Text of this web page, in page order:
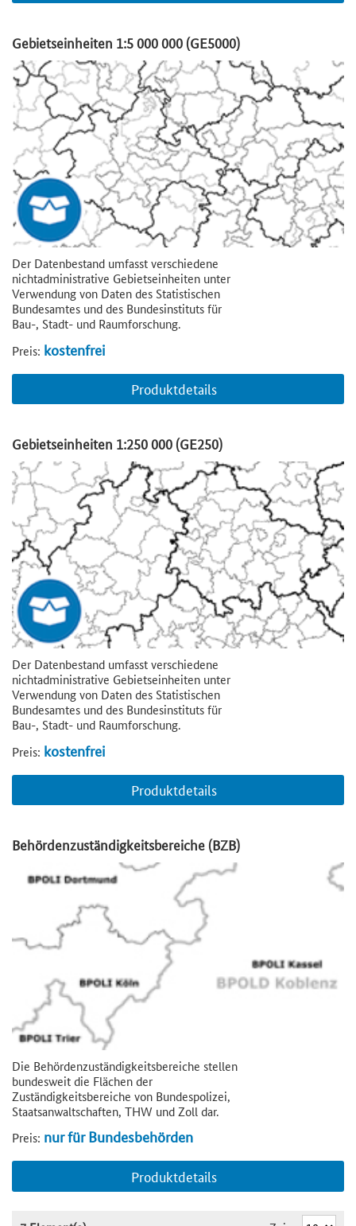
Gebietseinheiten 1:5 000 000 (GE5000)
Der Datenbestand umfasst verschiedene
nichtadministrative Gebietseinheiten unter
Verwendung von Daten des Statistischen
Bundesamtes und des Bundesinstituts für
Bau-, Stadt- und Raumforschung.
Preis: kostenfrei
Produktdetails
Gebietseinheiten 1:250 000 (GE250)
Der Datenbestand umfasst verschiedene
nichtadministrative Gebietseinheiten unter
Verwendung von Daten des Statistischen
Bundesamtes und des Bundesinstituts für
Bau-, Stadt- und Raumforschung.
Preis: kostenfrei
Produktdetails
Behördenzuständigkeitsbereiche (BZB)
Die Behördenzuständigkeitsbereiche stellen
bundesweit die Flächen der
Zuständigkeitsbereiche von Bundespolizei,
Staatsanwaltschaften, THW und Zoll dar.
Preis: nur für Bundesbehörden
Produktdetails